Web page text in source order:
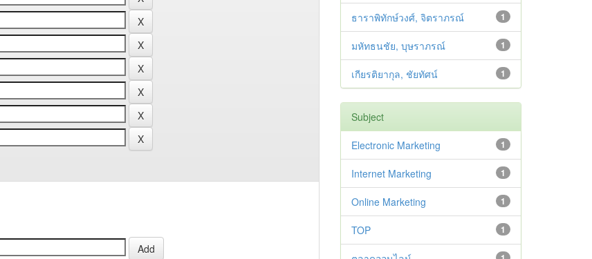
1
ธาราพิทักษ์วงศ์, จิตราภรณ์
1
มหัทธนชัย, บุษราภรณ์
1
เกียรติยากุล, ชัยทัศน์
Subject
1
Electronic Marketing
1
Internet Marketing
1
Online Marketing
1
TOP